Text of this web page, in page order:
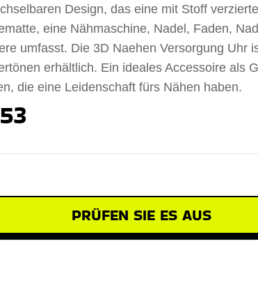
Design, das eine mit Stoff verzierte
eine Nähmaschine, Nadel, Faden,
umfasst. Die 3D Naehen Versorgung Uhr
erhältlich. Ein ideales Accessoire als
die eine Leidenschaft fürs Nähen haben.
PRÜFEN SIE ES AUS